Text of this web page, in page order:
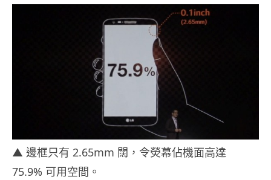
▲ 邊框只有 2.65mm 闊，令熒幕佔機面高達
75.9% 可用空間。